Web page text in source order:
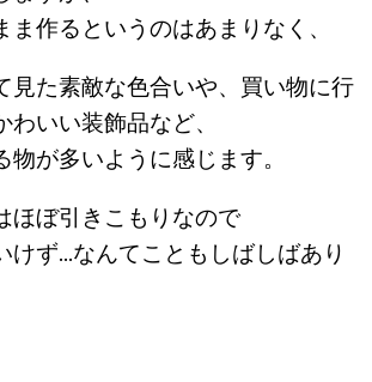
作るというのはあまりなく、
見た素敵な色合いや、買い物に行
いい装飾品など、
物が多いように感じます。
ほぼ引きこもりなので
けず…なんてこともしばしばあり